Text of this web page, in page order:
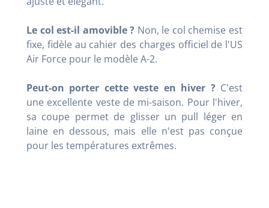
Le col est-il amovible ? Non, le col chemise est
fixe, fidèle au cahier des charges officiel de l'US
Air Force pour le modèle A-2.
Peut-on porter cette veste en hiver ?C'est
une excellente veste de mi-saison. Pour l'hiver,
sa coupe permet de glisser un pull léger en
laine en dessous, mais elle n'est pas conçue
pour les températures extrêmes.